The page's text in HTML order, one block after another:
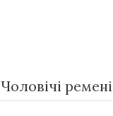
Чоловічі ремені